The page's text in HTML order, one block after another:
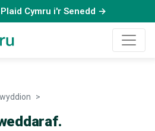
Cymru i'r Senedd →